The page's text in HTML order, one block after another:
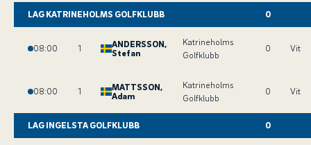
LAG KATRINEHOLMS GOLFKLUBB 0
08:00 1 ANDERSSON,
Stefan
Katrineholms
Golfklubb
0 Vit
08:00 1 MATTSSON,
Adam
Katrineholms
Golfklubb
0 Vit
LAG INGELSTA GOLFKLUBB 0